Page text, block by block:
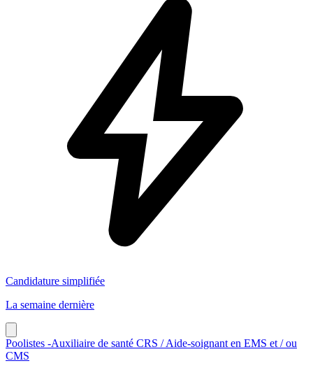
Candidature simplifiée
La semaine dernière
Poolistes -Auxiliaire de santé CRS / Aide-soignant en EMS et / ou
CMS